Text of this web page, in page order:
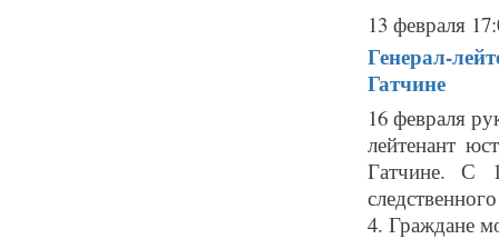
13 февраля
Генерал-
Гатчине
16 февраля
лейтенант
Гатчине. С
4. Граждане